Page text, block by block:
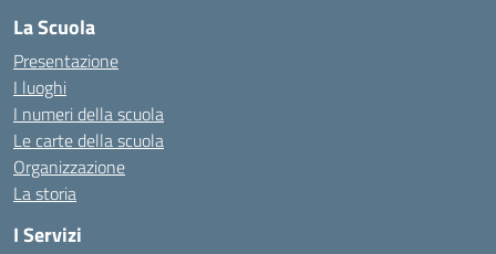
La Scuola
Presentazione
I luoghi
I numeri della scuola
Le carte della scuola
Organizzazione
La storia
I Servizi